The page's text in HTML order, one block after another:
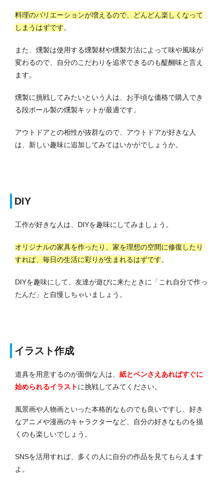
料理のバリエーションが増えるので、どんどん楽しくなって
しまうはずです。
また、燻製は使用する燻製材や燻製方法によって味や風味が
変わるので、自分のこだわりを追求できるのも醍醐味と言え
ます。
燻製に挑戦してみたいという人は、お手頃な価格で購入でき
る段ボール製の燻製キットが最適です。
アウトドアとの相性が抜群なので、アウトドアが好きな人
は、新しい趣味に追加してみてはいかがでしょうか。
DIY
工作が好きな人は、DIYを趣味にしてみましょう。
オリジナルの家具を作ったり、家を理想の空間に修復したり
すれば、毎日の生活に彩りが生まれるはずです。
DIYを趣味にして、友達が遊びに来たときに「これ自分で作っ
たんだ」と自慢しちゃいましょう。
イラスト作成
道具を用意するのが面倒な人は、 紙とペンさえあればすぐに
始められるイラストに挑戦してみてください。
風景画や人物画といった本格的なものでも良いですし、好き
なアニメや漫画のキャラクターなど、自分の好きなものを描
くのも楽しいでしょう。
SNSを活用すれば、多くの人に自分の作品を見てもらえます
よ。